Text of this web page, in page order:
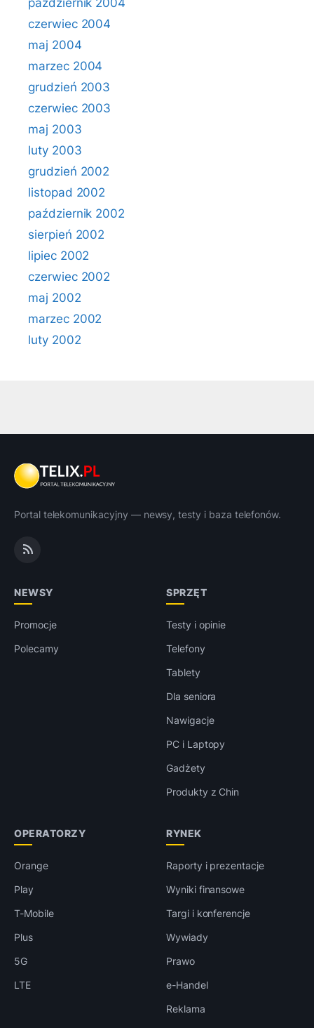
październik 2004
czerwiec 2004
maj 2004
marzec 2004
grudzień 2003
czerwiec 2003
maj 2003
luty 2003
grudzień 2002
listopad 2002
październik 2002
sierpień 2002
lipiec 2002
czerwiec 2002
maj 2002
marzec 2002
luty 2002
Portal telekomunikacyjny — newsy, testy i baza telefonów.
NEWSY
Promocje
Polecamy
SPRZĘT
Testy i opinie
Telefony
Tablety
Dla seniora
Nawigacje
PC i Laptopy
Gadżety
Produkty z Chin
OPERATORZY
Orange
Play
T-Mobile
Plus
5G
LTE
RYNEK
Raporty i prezentacje
Wyniki finansowe
Targi i konferencje
Wywiady
Prawo
e-Handel
Reklama